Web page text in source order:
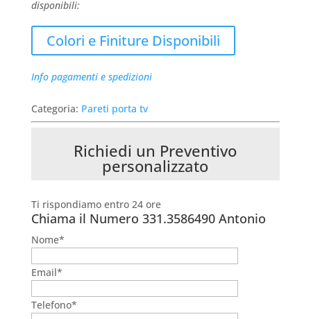
disponibili:
Colori e Finiture Disponibili
Info pagamenti e spedizioni
Categoria: Pareti porta tv
Richiedi un Preventivo
personalizzato
Ti rispondiamo entro 24 ore
Chiama il Numero 331.3586490 Antonio
Nome*
Email*
Telefono*